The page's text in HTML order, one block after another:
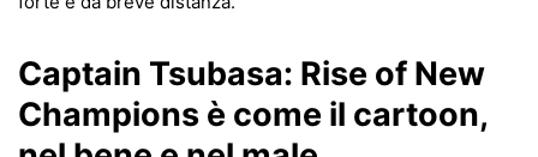
Captain Tsubasa: Rise of New
Champions è come il cartoon,